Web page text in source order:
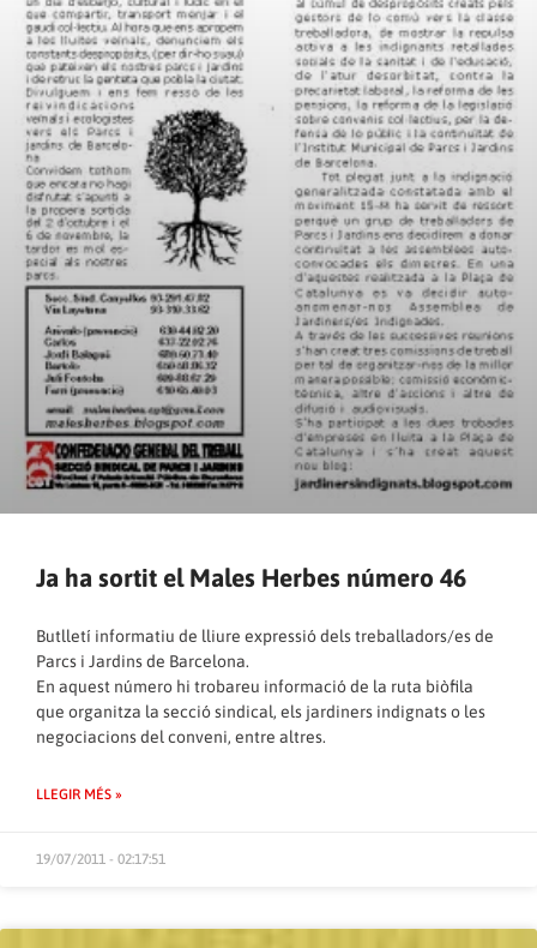
Ja ha sortit el Males Herbes número 46
Butlletí informatiu de lliure expressió dels treballadors/es de
Parcs i Jardins de Barcelona.
En aquest número hi trobareu informació de la ruta biòfila
que organitza la secció sindical, els jardiners indignats o les
negociacions del conveni, entre altres.
LLEGIR MÉS »
19/07/2011 - 02:17:51